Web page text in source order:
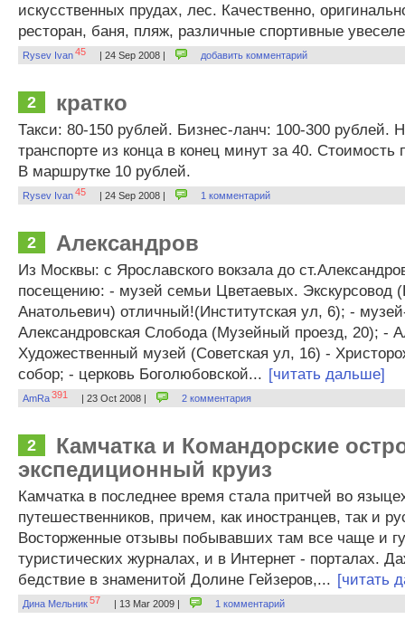
искусственных прудах, лес. Качественно,
ресторан, баня, пляж, различные спортивные
Rysev Ivan45 | 24 Sep 2008 | добавить комментарий
2 кратко
Такси: 80-150 рублей. Бизнес-ланч: 100-300 рублей.
транспорте из конца в конец минут за 40. Стоимость
В маршрутке 10 рублей.
Rysev Ivan45 | 24 Sep 2008 | 1 комментарий
2 Александров
Из Москвы: с Ярославского вокзала до
посещению: - музей семьи Цветаевых. Экскурсовод
Анатольевич) отличный!(Институтская ул, 6); -
Александровская Слобода (Музейный проезд, 20); -
Художественный музей (Советская ул, 16) -
собор; - церковь Боголюбовской... [читать дальше]
AmRa391 | 23 Oct 2008 | 2 комментария
2
Камчатка и Командорские
экспедиционный круиз
Камчатка в последнее время стала притчей во
путешественников, причем, как иностранцев, так и
Восторженные отзывы побывавших там все чаще и
туристических журналах, и в Интернет - порталах.
бедствие в знаменитой Долине Гейзеров,... [читать
Дина Мельник57 | 13 Mar 2009 | 1 комментарий